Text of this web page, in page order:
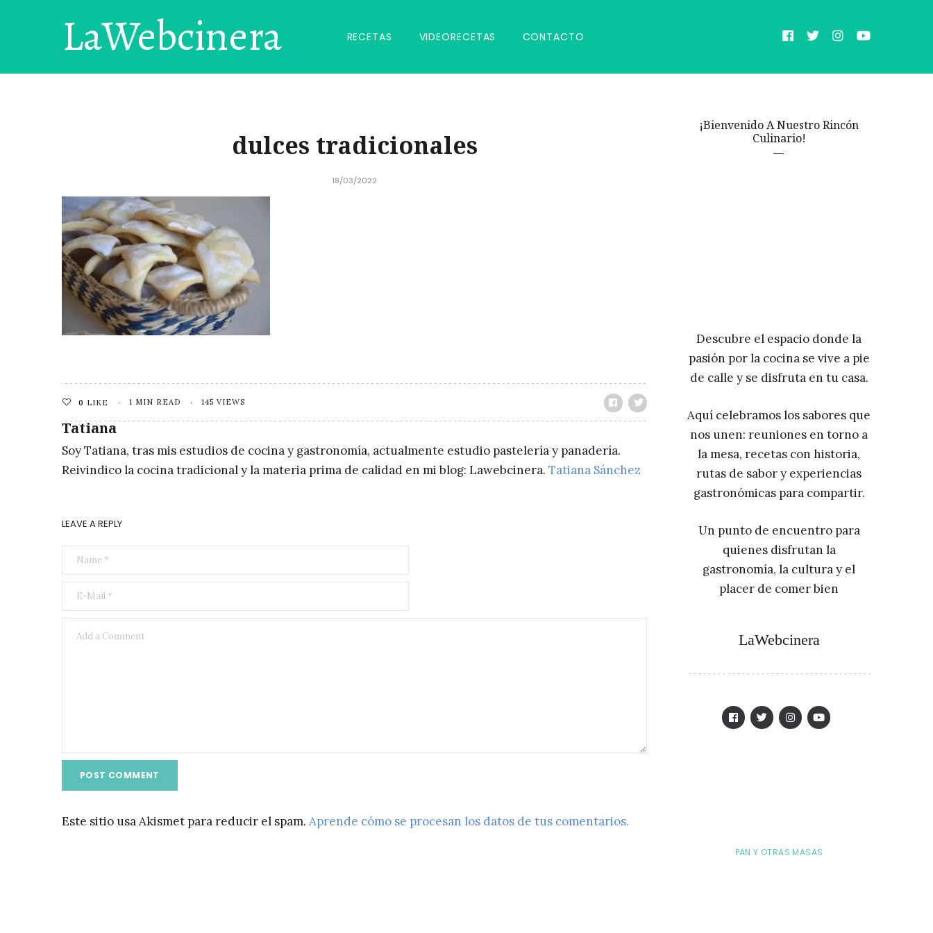
LaWebcinera RECETAS VIDEORECETAS CONTACTO
dulces tradicionales
18/03/2022
0 LIKE 1 MIN READ 145 VIEWS
Tatiana
Soy Tatiana, tras mis estudios de cocina y gastronomía, actualmente estudio pastelería y panadería.
Reivindico la cocina tradicional y la materia prima de calidad en mi blog: Lawebcinera. Tatiana Sánchez
LEAVE A REPLY
Este sitio usa Akismet para reducir el spam. Aprende cómo se procesan los datos de tus comentarios.
¡Bienvenido A Nuestro Rincón
Culinario!
Descubre el espacio donde la
pasión por la cocina se vive a pie
de calle y se disfruta en tu casa.
Aquí celebramos los sabores que
nos unen: reuniones en torno a
la mesa, recetas con historia,
rutas de sabor y experiencias
gastronómicas para compartir.
Un punto de encuentro para
quienes disfrutan la
gastronomía, la cultura y el
placer de comer bien
LaWebcinera
PAN Y OTRAS MASAS